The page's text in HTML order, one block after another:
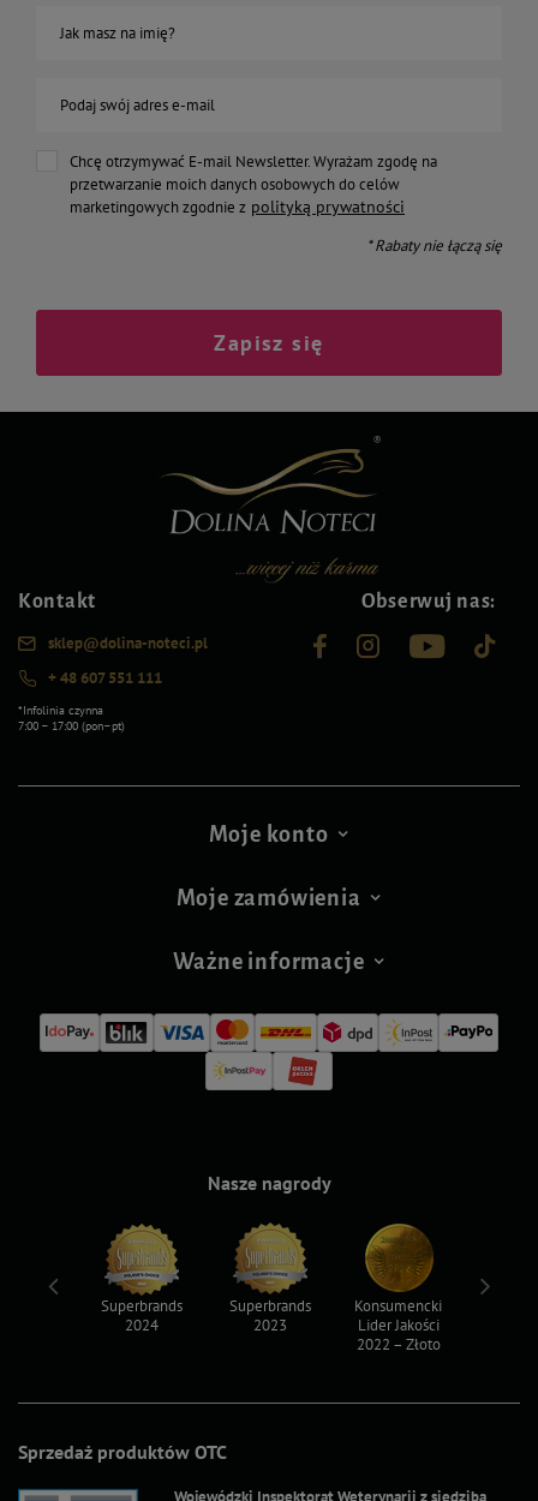
Jak masz na imię?
Podaj swój adres e-mail
Chcę otrzymywać E-mail Newsletter. Wyrażam zgodę na
przetwarzanie moich danych osobowych do celów
marketingowych zgodnie z polityką prywatności
* Rabaty nie łączą się
Zapisz się
Kontakt
sklep@dolina-noteci.pl
+ 48 607 551 111
*Infolinia czynna
7:00 – 17:00 (pon–pt)
Obserwuj nas:
Moje konto
Moje zamówienia
Ważne informacje
Sprzedaż produktów OTC
Wojewódzki Inspektorat Weterynarii z siedzibą
Nasze nagrody
Superbrands
2024
Superbrands
2023
Konsumencki
Lider Jakości
2022 – Złoto